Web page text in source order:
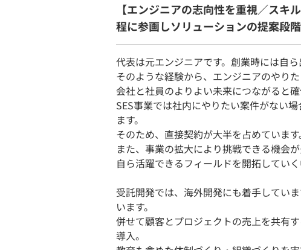
【エンジニアの志向性を重視／スキ
程に参画しソリューションの提案段
代表は元エンジニアです。創業時には自
そのような経験から、エンジニアのやり
会社と社員のよりよい未来につながると確
SES事業では社内にやりたい案件がない
ます。
そのため、直接契約が大半を占めています
また、事業の拡大により挑戦できる機会が
自ら活躍できるフィールドを開拓してい
受託開発では、海外開発にも着手してい
います。
併せて顧客とプロジェクトの売上を共有
導入。